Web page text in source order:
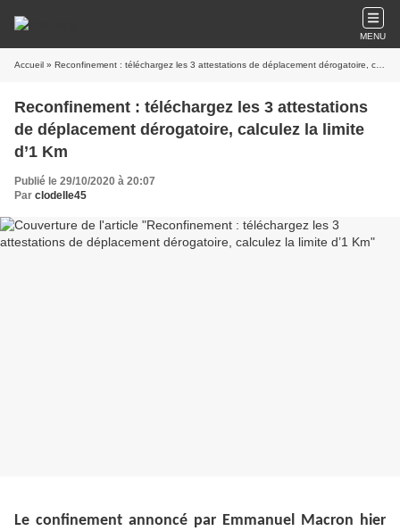
MENU
Accueil » Reconfinement : téléchargez les 3 attestations de déplacement dérogatoire, calculez la limite d’1 Km
Reconfinement : téléchargez les 3 attestations
de déplacement dérogatoire, calculez la limite
d’1 Km
Publié le 29/10/2020 à 20:07
Par clodelle45
Le confinement annoncé par Emmanuel Macron hier